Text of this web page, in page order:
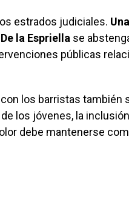
estrados judiciales.
la Espriella se
públicas
los barristas también
los jóvenes, la
debe mantenerse